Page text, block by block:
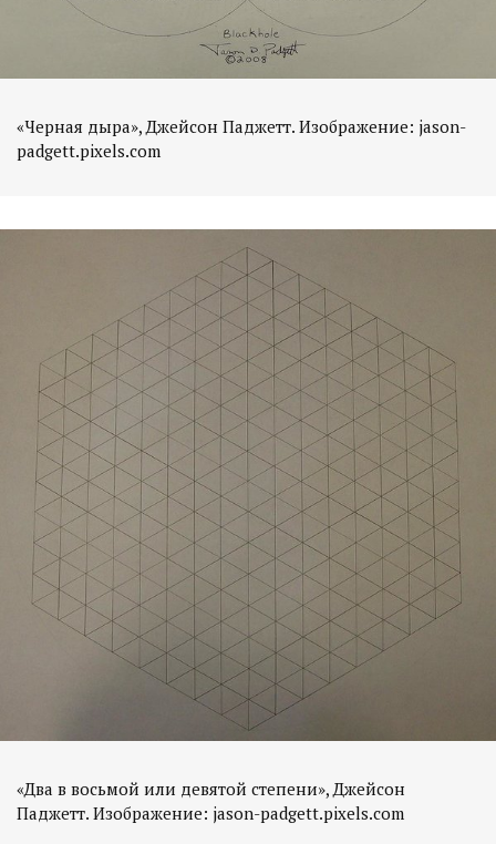
«Черная дыра», Джейсон Паджетт. Изображение: jason-
«Два в восьмой или девятой степени», Джейсон